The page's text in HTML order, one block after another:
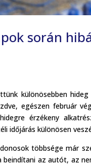
során
különösebben
egészen február
érzékeny
időjárás különösen
többsége már
az autót, az